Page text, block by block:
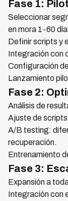
Fase 1:
Seleccionar
en mora 1-60
Definir scripts y
Integración con
Configuración
Lanzamiento
Fase 2:
Análisis de
Ajuste de
A/B testing:
recuperación.
Entrenamiento
Fase 3:
Expansión a
Integración con